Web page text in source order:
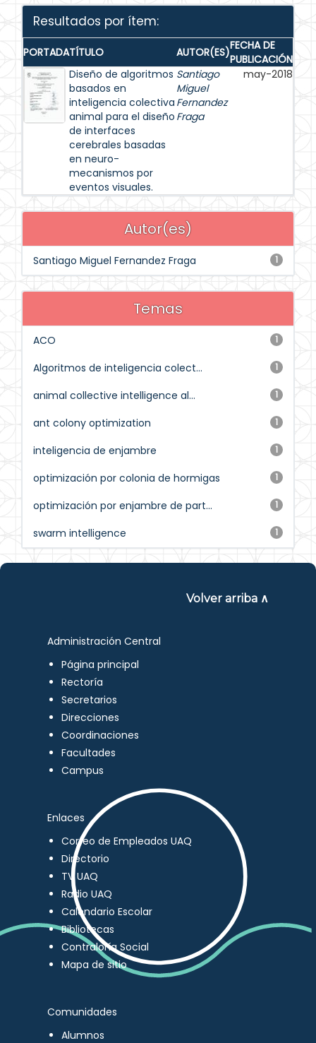
Resultados por ítem:
PORTADATÍTULO AUTOR(ES)FECHA DE
PUBLICACIÓN
Diseño de algoritmos
basados en
inteligencia colectiva
animal para el diseño
de interfaces
cerebrales basadas
en neuro-
mecanismos por
eventos visuales.
Santiago
Miguel
Fernandez
Fraga
may-2018
Autor(es)
1
Santiago Miguel Fernandez Fraga
Temas
1
ACO
1
Algoritmos de inteligencia colect...
1
animal collective intelligence al...
1
ant colony optimization
1
inteligencia de enjambre
1
optimización por colonia de hormigas
1
optimización por enjambre de part...
1
swarm intelligence
Volver arriba ∧
Administración Central
Página principal
Rectoría
Secretarios
Direcciones
Coordinaciones
Facultades
Campus
Enlaces
Correo de Empleados UAQ
Directorio
TV UAQ
Radio UAQ
Calendario Escolar
Bibliotecas
Contraloría Social
Mapa de sitio
Comunidades
Alumnos